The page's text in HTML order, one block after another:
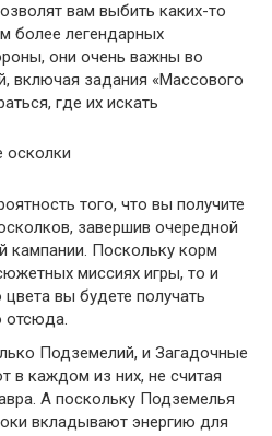
вам выбить каких-то
более легендарных
они очень важны во
включая задания «Массового
где их искать
осколки
того, что вы получите
завершив очередной
кампании. Поскольку корм
миссиях игры, то и
вы будете получать
отсюда.
Подземелий, и Загадочные
в каждом из них, не считая
А поскольку Подземелья
вкладывают энергию для